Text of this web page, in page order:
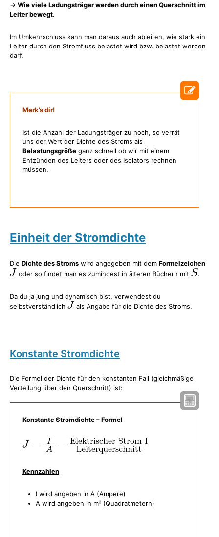
→ Wie viele Ladungsträger werden durch einen Querschnitt im
Leiter bewegt.
Im Umkehrschluss kann man daraus auch ableiten, wie stark ein
Leiter durch den Stromfluss belastet wird bzw. belastet werden
darf.
Merk’s dir!
Ist die Anzahl der Ladungsträger zu hoch, so verrät
uns der Wert der Dichte des Stroms als
Belastungsgröße ganz schnell ob wir mit einem
Entzünden des Leiters oder des Isolators rechnen
müssen.
Einheit der Stromdichte
Die Dichte des Stroms wird angegeben mit dem Formelzeichen
oder so findet man es zumindest in älteren Büchern mit
.
Da du ja jung und dynamisch bist, verwendest du
selbstverständlich
als Angabe für die Dichte des Stroms.
Konstante Stromdichte
Die Formel der Dichte für den konstanten Fall (gleichmäßige
Verteilung über den Querschnitt) ist:
Konstante Stromdichte – Formel
Kennzahlen
I wird angeben in A (Ampere)
A wird angeben in m² (Quadratmetern)